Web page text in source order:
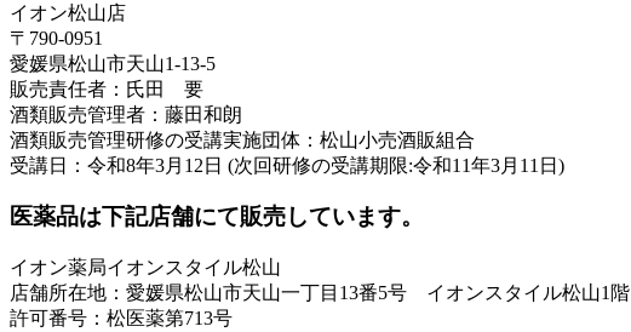
イオン松山店
〒790-0951
愛媛県松山市天山1-13-5
販売責任者：氏田 要
酒類販売管理者：藤田和朗
酒類販売管理研修の受講実施団体：松山小売酒販組合
受講日：令和8年3月12日 (次回研修の受講期限:令和11年3月11日)
医薬品は下記店舗にて販売しています。
イオン薬局イオンスタイル松山
店舗所在地：愛媛県松山市天山一丁目13番5号 イオンスタイル松山1階
許可番号：松医薬第713号